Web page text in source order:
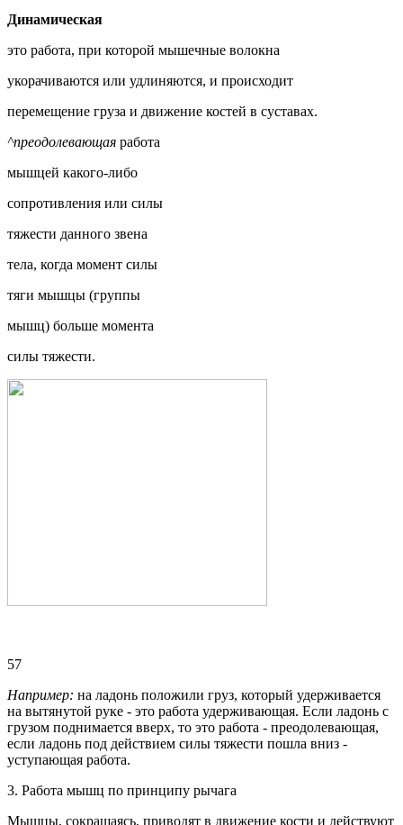
Динамическая
это работа, при которой мышечные волокна
укорачиваются или удлиняются, и происходит
перемещение груза и движение костей в суставах.
^преодолевающая работа
мышцей какого-либо
сопротивления или силы
тяжести данного звена
тела, когда момент силы
тяги мышцы (группы
мышц) больше момента
силы тяжести.
57
Например: на ладонь положили груз, который удерживается
на вытянутой руке - это работа удерживающая. Если ладонь с
грузом поднимается вверх, то это работа - преодолевающая,
если ладонь под действием силы тяжести пошла вниз -
уступающая работа.
3. Работа мышц по принципу рычага
Мышцы, сокращаясь, приводят в движение кости и действуют